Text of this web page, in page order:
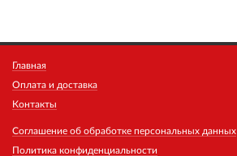
Главная
Оплата и доставка
Контакты
Соглашение об обработке персональных данных
Политика конфиденциальности